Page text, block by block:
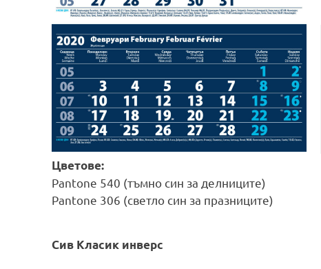
Цветове:
Pantone 540 (тъмно син за делниците)
Pantone 306 (светло син за празниците)
Сив Класик инверс